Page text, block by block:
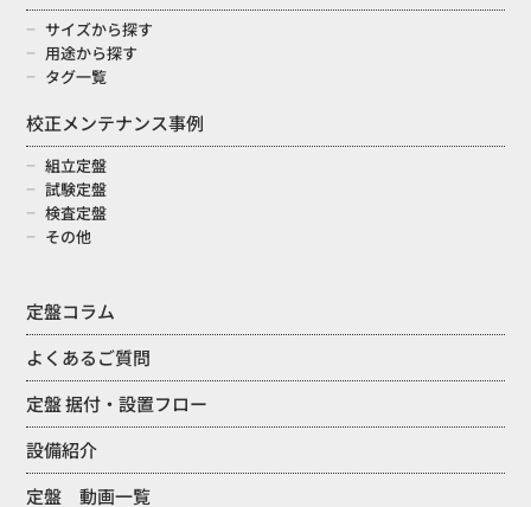
サイズから探す
用途から探す
タグ一覧
校正メンテナンス事例
組立定盤
試験定盤
検査定盤
その他
定盤コラム
よくあるご質問
定盤 据付・設置フロー
設備紹介
定盤 動画一覧